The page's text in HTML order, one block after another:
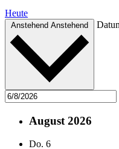
Heute
Anstehend Anstehend
August 2026
Do. 6